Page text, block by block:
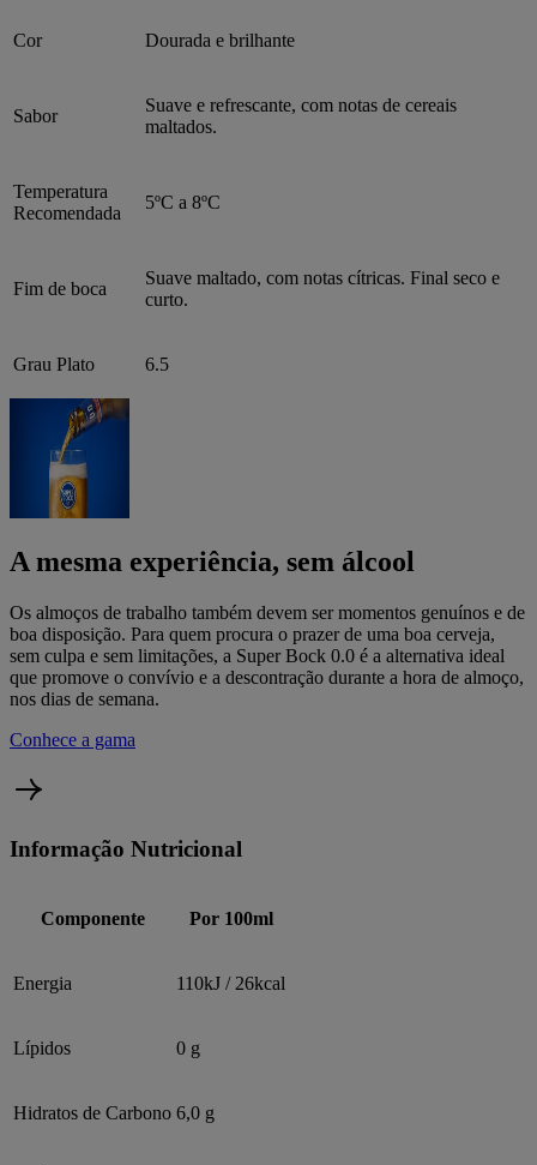
Cor Dourada e brilhante
Sabor
Suave e refrescante, com notas de cereais
maltados.
Temperatura
Recomendada
5ºC a 8ºC
Fim de boca
Suave maltado, com notas cítricas. Final seco e
curto.
Grau Plato 6.5
A mesma experiência, sem álcool
Os almoços de trabalho também devem ser momentos genuínos e de
boa disposição. Para quem procura o prazer de uma boa cerveja,
sem culpa e sem limitações, a Super Bock 0.0 é a alternativa ideal
que promove o convívio e a descontração durante a hora de almoço,
nos dias de semana.
Conhece a gama
Informação Nutricional
Componente Por 100ml
Energia 110kJ / 26kcal
Lípidos 0 g
Hidratos de Carbono 6,0 g